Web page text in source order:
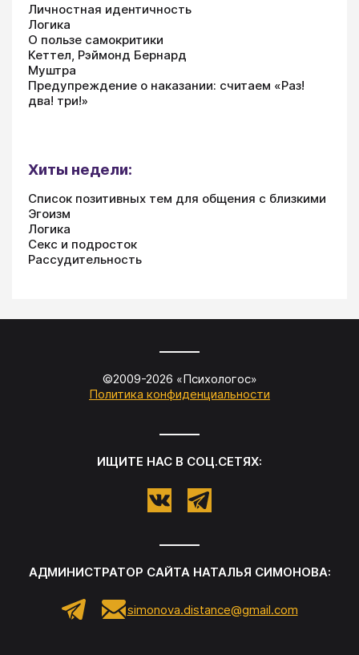
Личностная идентичность
Логика
О пользе самокритики
Кеттел, Рэймонд Бернард
Муштра
Предупреждение о наказании: считаем «Раз!
два! три!»
Хиты недели:
Список позитивных тем для общения с близкими
Эгоизм
Логика
Секс и подросток
Рассудительность
©2009-2026 «Психологос»
Политика конфиденциальности
ИЩИТЕ НАС В СОЦ.СЕТЯХ:
АДМИНИСТРАТОР САЙТА НАТАЛЬЯ СИМОНОВА:
simonova.distance@gmail.com